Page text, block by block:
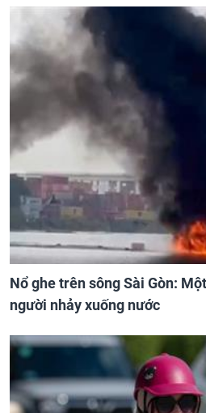
Nổ ghe trên sông Sài Gòn:
người nhảy xuống nước